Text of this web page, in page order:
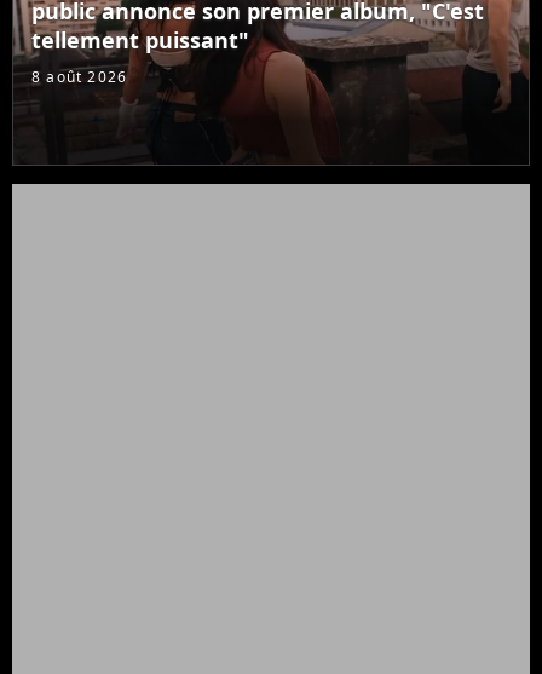
public annonce son premier album, "C'est
tellement puissant"
8 août 2026